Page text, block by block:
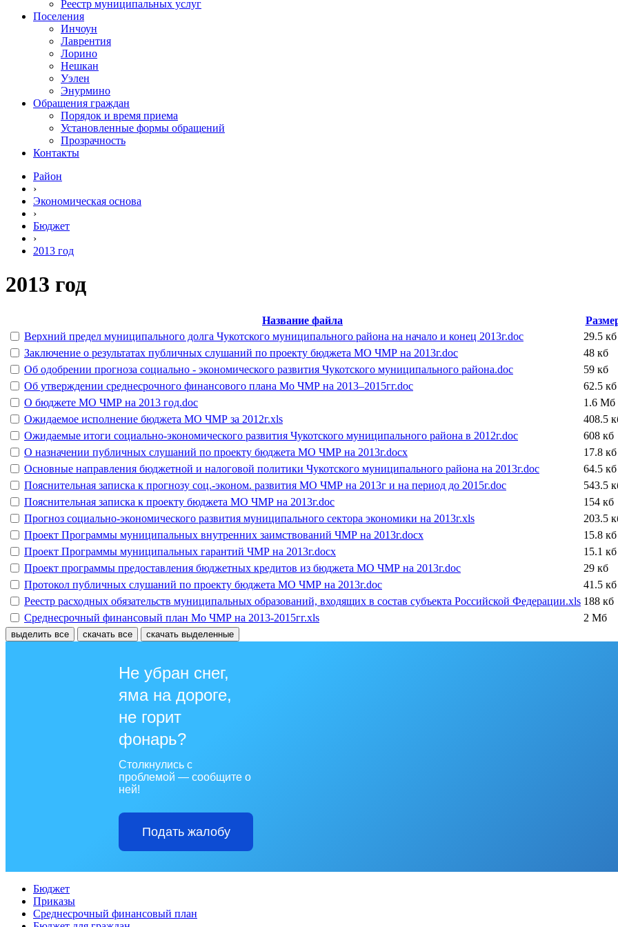
Реестр муниципальных услуг
Поселения
Инчоун
Лаврентия
Лорино
Нешкан
Уэлен
Энурмино
Обращения граждан
Порядок и время приема
Установленные формы обращений
Прозрачность
Контакты
Район
›
Экономическая основа
›
Бюджет
›
2013 год
2013 год
Название файла
Верхний предел муниципального долга Чукотского муниципального района на начало и конец 2013г.doc
29.5 кб
Заключение о результатах публичных слушаний по проекту бюджета МО ЧМР на 2013г.doc
48 кб
Об одобрении прогноза социально - экономического развития Чукотского муниципального района.doc
59 кб
Об утверждении среднесрочного финансового плана Мо ЧМР на 2013–2015гг.doc
62.5 кб
О бюджете МО ЧМР на 2013 год.doc
1.6 Мб
Ожидаемое исполнение бюджета МО ЧМР за 2012г.xls
408.5
Ожидаемые итоги социально-экономического развития Чукотского муниципального района в 2012г.doc
608 кб
О назначении публичных слушаний по проекту бюджета МО ЧМР на 2013г.docx
17.8 кб
Основные направления бюджетной и налоговой политики Чукотского муниципального района на 2013г.doc
64.5 кб
Пояснительная записка к прогнозу соц.-эконом. развития МО ЧМР на 2013г и на период до 2015г.doc
543.5
Пояснительная записка к проекту бюджета МО ЧМР на 2013г.doc
154 кб
Прогноз социально-экономического развития муниципального сектора экономики на 2013г.xls
203.5
Проект Программы муниципальных внутренних заимствований ЧМР на 2013г.docx
15.8 кб
Проект Программы муниципальных гарантий ЧМР на 2013г.docx
15.1 кб
Проект программы предоставления бюджетных кредитов из бюджета МО ЧМР на 2013г.doc
29 кб
Протокол публичных слушаний по проекту бюджета МО ЧМР на 2013г.doc
41.5 кб
Реестр расходных обязательств муниципальных образований, входящих в состав субъекта Российской Федерации.xls 188 кб
Среднесрочный финансовый план Мо ЧМР на 2013-2015гг.xls
2 Мб
выделить все скачать все скачать выделенные
Не убран снег,
яма на дороге,
не горит
фонарь?
Столкнулись с
проблемой — сообщите о
ней!
Подать жалобу
Бюджет
Приказы
Среднесрочный финансовый план